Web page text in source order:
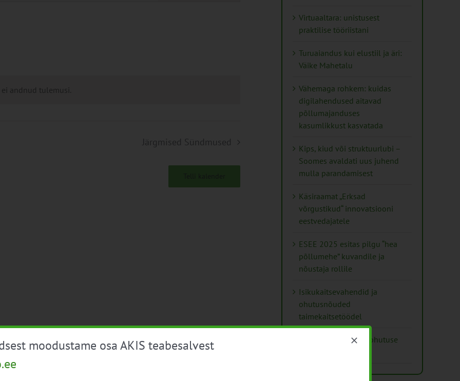
andnud tulemusi.
Järgmised Sündmused
Virtuaaltara: unistusest
praktilise tööriistani
Turuaiandus kui elustiil ja äri:
Väike Mahetalu
Vähemaga rohkem: kuidas
digilahendused aitavad
põllumajanduses
kasumlikkust kasvatada
Kips, kiud või struktuurlubi –
Soomes avaldati uus juhend
mulla parandamisest
Käsiraamat „Erksad
võrgustikud“ innovatsiooni
eestvedajatele
ESEE 2025 esitas pilgu “hea
põllumehe” kuvandile ja
nõustaja rollile
Isikukaitsevahendid ja
ohutusnõuded
taimekaitsetöödel
Mida näitavad toiduohutuse
moodustame osa AKIS teabesalvest